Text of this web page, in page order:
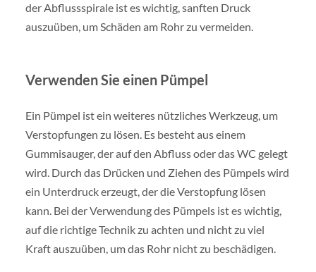
der Abflussspirale ist es wichtig, sanften Druck
auszuüben, um Schäden am Rohr zu vermeiden.
Verwenden Sie einen Pümpel
Ein Pümpel ist ein weiteres nützliches Werkzeug, um
Verstopfungen zu lösen. Es besteht aus einem
Gummisauger, der auf den Abfluss oder das WC gelegt
wird. Durch das Drücken und Ziehen des Pümpels wird
ein Unterdruck erzeugt, der die Verstopfung lösen
kann. Bei der Verwendung des Pümpels ist es wichtig,
auf die richtige Technik zu achten und nicht zu viel
Kraft auszuüben, um das Rohr nicht zu beschädigen.